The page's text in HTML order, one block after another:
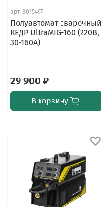
арт. 8015497
Полуавтомат сварочный
КЕДР UltraMIG-160 (220В,
30-160А)
29 900 ₽
В корзину